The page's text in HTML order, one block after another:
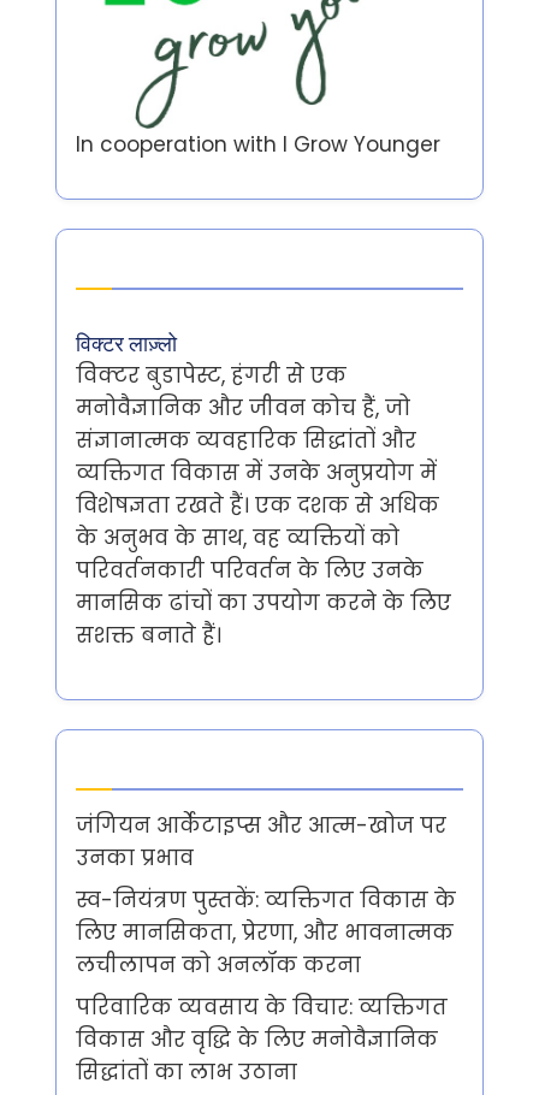
In cooperation with I Grow Younger
विक्टर लाज़्लो
विक्टर बुडापेस्ट, हंगरी से एक
मनोवैज्ञानिक और जीवन कोच हैं, जो
संज्ञानात्मक व्यवहारिक सिद्धांतों और
व्यक्तिगत विकास में उनके अनुप्रयोग में
विशेषज्ञता रखते हैं। एक दशक से अधिक
के अनुभव के साथ, वह व्यक्तियों को
परिवर्तनकारी परिवर्तन के लिए उनके
मानसिक ढांचों का उपयोग करने के लिए
सशक्त बनाते हैं।
जंगियन आर्केटाइप्स और आत्म-खोज पर
उनका प्रभाव
स्व-नियंत्रण पुस्तकें: व्यक्तिगत विकास के
लिए मानसिकता, प्रेरणा, और भावनात्मक
लचीलापन को अनलॉक करना
परिवारिक व्यवसाय के विचार: व्यक्तिगत
विकास और वृद्धि के लिए मनोवैज्ञानिक
सिद्धांतों का लाभ उठाना